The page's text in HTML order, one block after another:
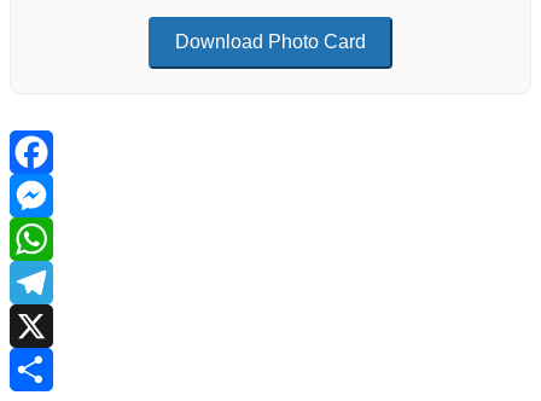
Download Photo Card
Facebook
Messenger
WhatsApp
Telegram
X